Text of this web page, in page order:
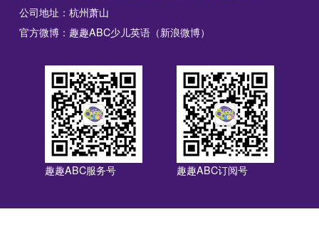
公司地址：杭州萧山
官方微博：趣趣ABC少儿英语（新浪微博）
趣趣ABC服务号 趣趣ABC订阅号